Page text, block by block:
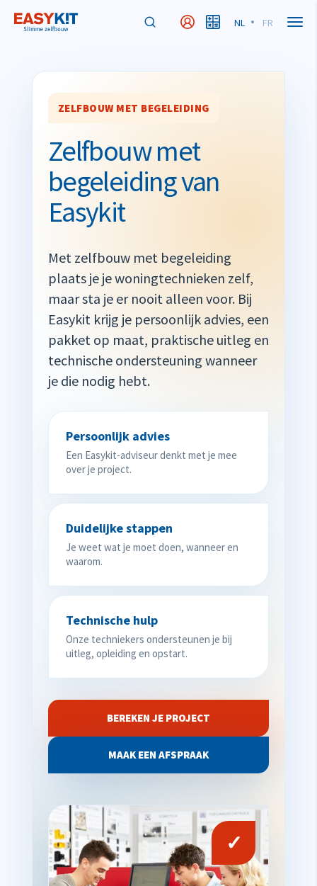
MyEasykitMyBudget
NL FR
ZELFBOUW MET BEGELEIDING
Zelfbouw met
begeleiding van
Easykit
Met zelfbouw met begeleiding
plaats je je woningtechnieken zelf,
maar sta je er nooit alleen voor. Bij
Easykit krijg je persoonlijk advies, een
pakket op maat, praktische uitleg en
technische ondersteuning wanneer
je die nodig hebt.
Persoonlijk advies
Een Easykit-adviseur denkt met je mee
over je project.
Duidelijke stappen
Je weet wat je moet doen, wanneer en
waarom.
Technische hulp
Onze techniekers ondersteunen je bij
uitleg, opleiding en opstart.
BEREKEN JE PROJECT
MAAK EEN AFSPRAAK
✓